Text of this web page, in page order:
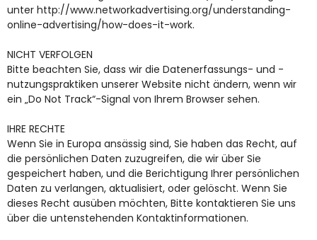
unter http://www.networkadvertising.org/understanding-
online-advertising/how-does-it-work.
NICHT VERFOLGEN
Bitte beachten Sie, dass wir die Datenerfassungs- und -
nutzungspraktiken unserer Website nicht ändern, wenn wir
ein „Do Not Track“-Signal von Ihrem Browser sehen.
IHRE RECHTE
Wenn Sie in Europa ansässig sind, Sie haben das Recht, auf
die persönlichen Daten zuzugreifen, die wir über Sie
gespeichert haben, und die Berichtigung Ihrer persönlichen
Daten zu verlangen, aktualisiert, oder gelöscht. Wenn Sie
dieses Recht ausüben möchten, Bitte kontaktieren Sie uns
über die untenstehenden Kontaktinformationen.